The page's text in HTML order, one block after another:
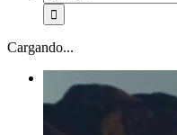
Cargando...